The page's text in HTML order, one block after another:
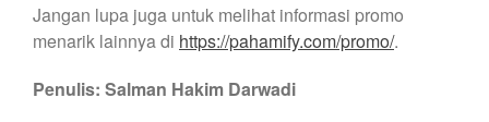
Jangan lupa juga untuk melihat informasi promo
menarik lainnya di https://pahamify.com/promo/.
Penulis: Salman Hakim Darwadi